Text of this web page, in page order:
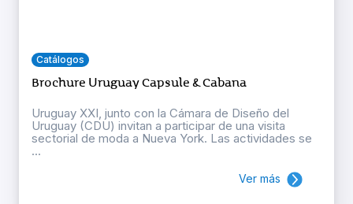
Catálogos
Brochure Uruguay Capsule & Cabana
Uruguay XXI, junto con la Cámara de Diseño del
Uruguay (CDU) invitan a participar de una visita
sectorial de moda a Nueva York. Las actividades se
...
Ver más